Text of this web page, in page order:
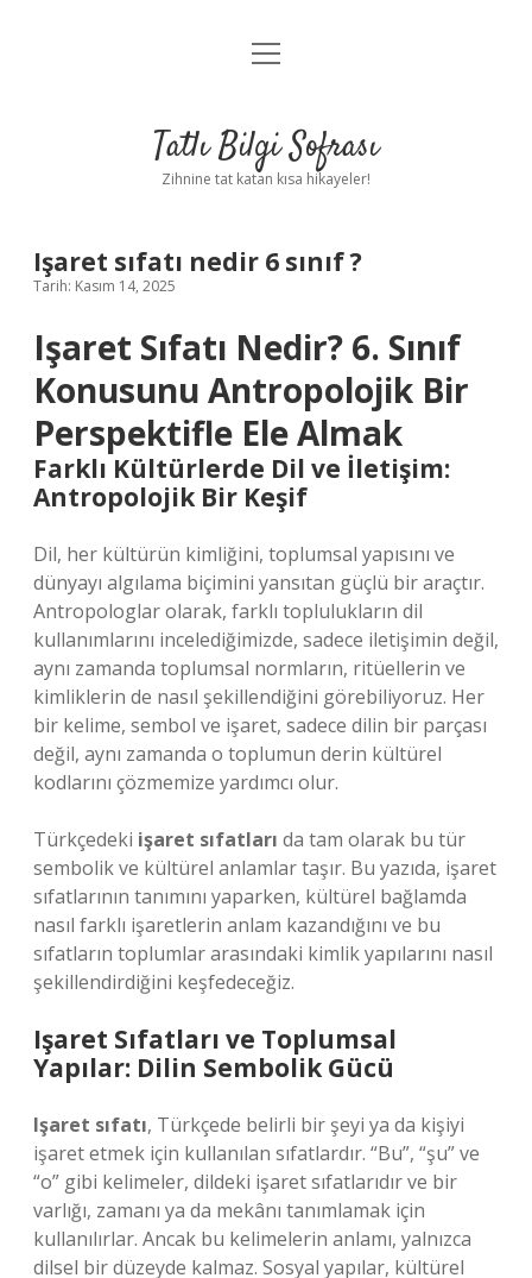
Anasayfa
Yasal Uyarı
menüyü
Tatlı Bilgi Sofrası
Zihnine tat katan kısa hikayeler!
Işaret sıfatı nedir 6 sınıf ?
Tarih: Kasım 14, 2025
Işaret Sıfatı Nedir? 6. Sınıf
Konusunu Antropolojik Bir
Perspektifle Ele Almak
Farklı Kültürlerde Dil ve İletişim:
Antropolojik Bir Keşif
Dil, her kültürün kimliğini, toplumsal yapısını ve
dünyayı algılama biçimini yansıtan güçlü bir araçtır.
Antropologlar olarak, farklı toplulukların dil
kullanımlarını incelediğimizde, sadece iletişimin değil,
aynı zamanda toplumsal normların, ritüellerin ve
kimliklerin de nasıl şekillendiğini görebiliyoruz. Her
bir kelime, sembol ve işaret, sadece dilin bir parçası
değil, aynı zamanda o toplumun derin kültürel
kodlarını çözmemize yardımcı olur.
Türkçedeki işaret sıfatları da tam olarak bu tür
sembolik ve kültürel anlamlar taşır. Bu yazıda, işaret
sıfatlarının tanımını yaparken, kültürel bağlamda
nasıl farklı işaretlerin anlam kazandığını ve bu
sıfatların toplumlar arasındaki kimlik yapılarını nasıl
şekillendirdiğini keşfedeceğiz.
Işaret Sıfatları ve Toplumsal
Yapılar: Dilin Sembolik Gücü
Işaret sıfatı, Türkçede belirli bir şeyi ya da kişiyi
işaret etmek için kullanılan sıfatlardır. “Bu”, “şu” ve
“o” gibi kelimeler, dildeki işaret sıfatlarıdır ve bir
varlığı, zamanı ya da mekânı tanımlamak için
kullanılırlar. Ancak bu kelimelerin anlamı, yalnızca
dilsel bir düzeyde kalmaz. Sosyal yapılar, kültürel